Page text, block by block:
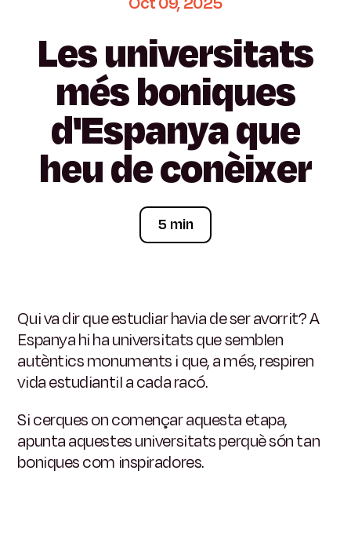
Lesuniversitats
mésboniques
d'Espanyaque
heudeconèixer
5 min
Qui va dir que estudiar havia de ser avorrit? A
Espanya hi ha universitats que semblen
autèntics monuments i que, a més, respiren
vida estudiantil a cada racó.
Si cerques on començar aquesta etapa,
apunta aquestes universitats perquè són tan
boniques com inspiradores.